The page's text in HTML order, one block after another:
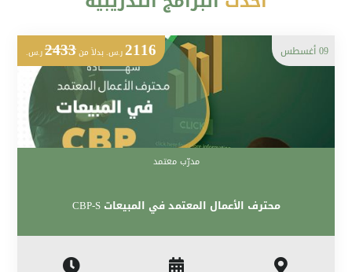
2116ر.س. بدلاً من2433ر.س. 09 أغسطس
مدرّب معتمد
محترف الأعمال المعتمد في المبيعات CBP-S